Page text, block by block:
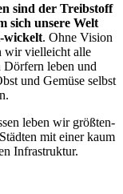
sind der Treibstoff
sich unsere Welt
wickelt. Ohne Vision
wir vielleicht alle
Dörfern leben und
und Gemüse selbst
leben wir größten­
mit einer kaum
Infrastruktur.